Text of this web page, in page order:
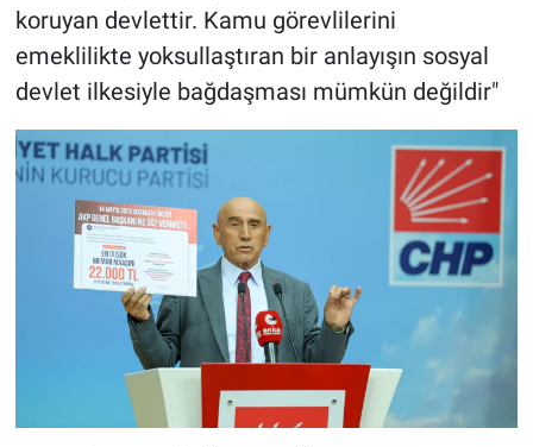
koruyan devlettir. Kamu görevlilerini
emeklilikte yoksullaştıran bir anlayışın sosyal
devlet ilkesiyle bağdaşması mümkün değildir"